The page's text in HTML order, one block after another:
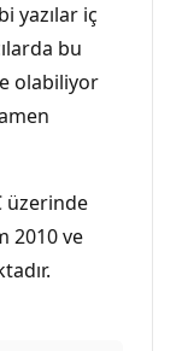
yazılar iç
bu
olabiliyor
üzerinde
2010 ve